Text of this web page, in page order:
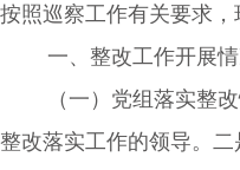
按照巡察工作有关要求
一、整改工作开展情
（一）党组落实整改情
整改落实工作的领导。